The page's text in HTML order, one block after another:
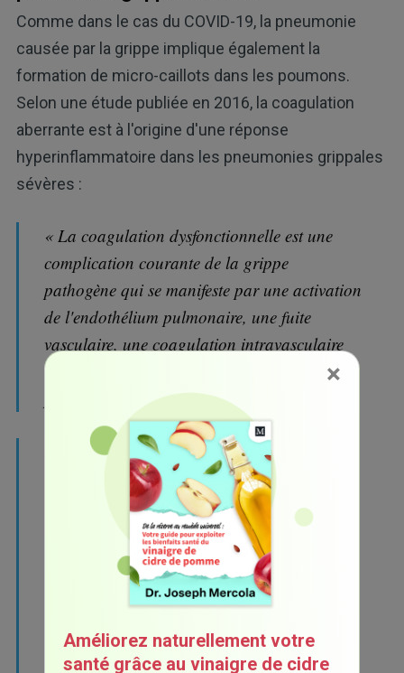
Comme dans le cas du COVID-19, la pneumonie
causée par la grippe implique également la
formation de micro-caillots dans les poumons.
Selon une étude publiée en 2016, la coagulation
aberrante est à l'origine d'une réponse
hyperinflammatoire dans les pneumonies grippales
sévères :
« La coagulation dysfonctionnelle est une
complication courante de la grippe
pathogène qui se manifeste par une activation
de l'endothélium pulmonaire, une fuite
vasculaire, une coagulation intravasculaire
disséminée et un micro-embolisme
Il est important de noter que de nouvelles
données montrent qu'un système de
coagulation incontrôlé, y compris les
composants cellulaires (cellules endothéliales
et plaquettes) et protéiques (facteurs de
coagulation, anticoagulants et protéases de
la fibrinolyse), contribue à la pathogenèse de
la grippe en augmentant la réplication virale
et la pathogenèse immunitaire. »
×
Améliorez naturellement votre
santé grâce au vinaigre de cidre